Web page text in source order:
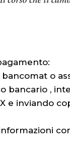
bancomat o
bancario ,
e inviando